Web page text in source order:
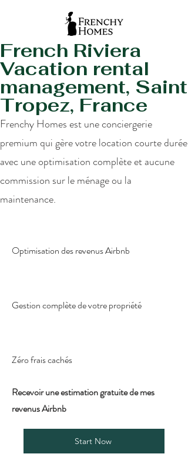
French Riviera
Vacation rental
management, Saint
Tropez, France
Frenchy Homes est une conciergerie
premium qui gère votre location courte durée
avec une optimisation complète et aucune
commission sur le ménage ou la
maintenance.
Optimisation des revenus Airbnb
Gestion complète de votre propriété
Zéro frais cachés
Recevoir une estimation gratuite de mes
revenus Airbnb
Start Now